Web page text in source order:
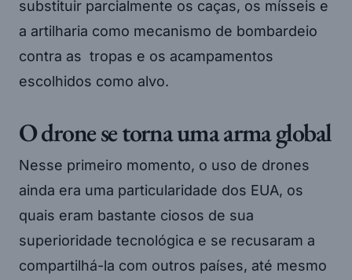
substituir parcialmente os caças, os mísseis e
a artilharia como mecanismo de bombardeio
contra as tropas e os acampamentos
escolhidos como alvo.
O drone se torna uma arma global
Nesse primeiro momento, o uso de drones
ainda era uma particularidade dos EUA, os
quais eram bastante ciosos de sua
superioridade tecnológica e se recusaram a
compartilhá-la com outros países, até mesmo